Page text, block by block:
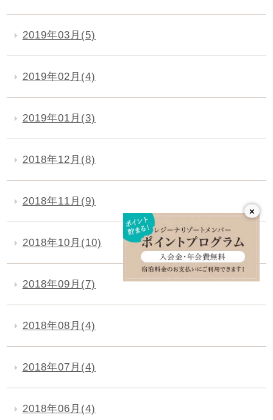
2019年03月(5)
2019年02月(4)
2019年01月(3)
2018年12月(8)
2018年11月(9)
2018年10月(10)
2018年09月(7)
2018年08月(4)
2018年07月(4)
2018年06月(4)
×